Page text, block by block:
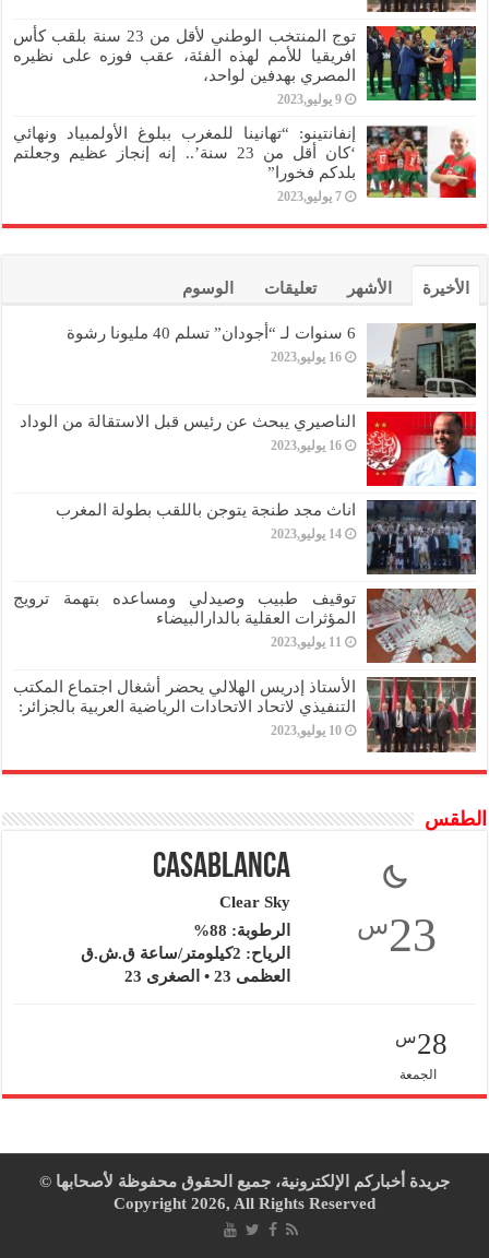
توج المنتخب الوطني لأقل من 23 سنة بلقب كأس
افريقيا للأمم لهذه الفئة، عقب فوزه على نظيره
المصري بهدفين لواحد،
9 يوليو,2023
إنفانتينو: “تهانينا للمغرب ببلوغ الأولمبياد ونهائي
‘كان أقل من 23 سنة’.. إنه إنجاز عظيم وجعلتم
بلدكم فخورا”
7 يوليو,2023
الأخيرة الأشهر تعليقات الوسوم
6 سنوات لـ “أجودان” تسلم 40 مليونا رشوة
16 يوليو,2023
الناصيري يبحث عن رئيس قبل الاستقالة من الوداد
16 يوليو,2023
اناث مجد طنجة يتوجن باللقب بطولة المغرب
14 يوليو,2023
توقيف طبيب وصيدلي ومساعده بتهمة ترويج
المؤثرات العقلية بالدارالبيضاء
11 يوليو,2023
الأستاذ إدريس الهلالي يحضر أشغال اجتماع المكتب
التنفيذي لاتحاد الاتحادات الرياضية العربية بالجزائر:
10 يوليو,2023
الطقس
23س
Casablanca
Clear Sky
الرطوبة: 88%
الرياح: 2كيلومتر/ساعة ق.ش.ق‎
العظمى 23 • الصغرى 23
28س
الجمعة
جريدة أخباركم الإلكترونية، جميع الحقوق محفوظة لأصحابها ©
Copyright 2026, All Rights Reserved